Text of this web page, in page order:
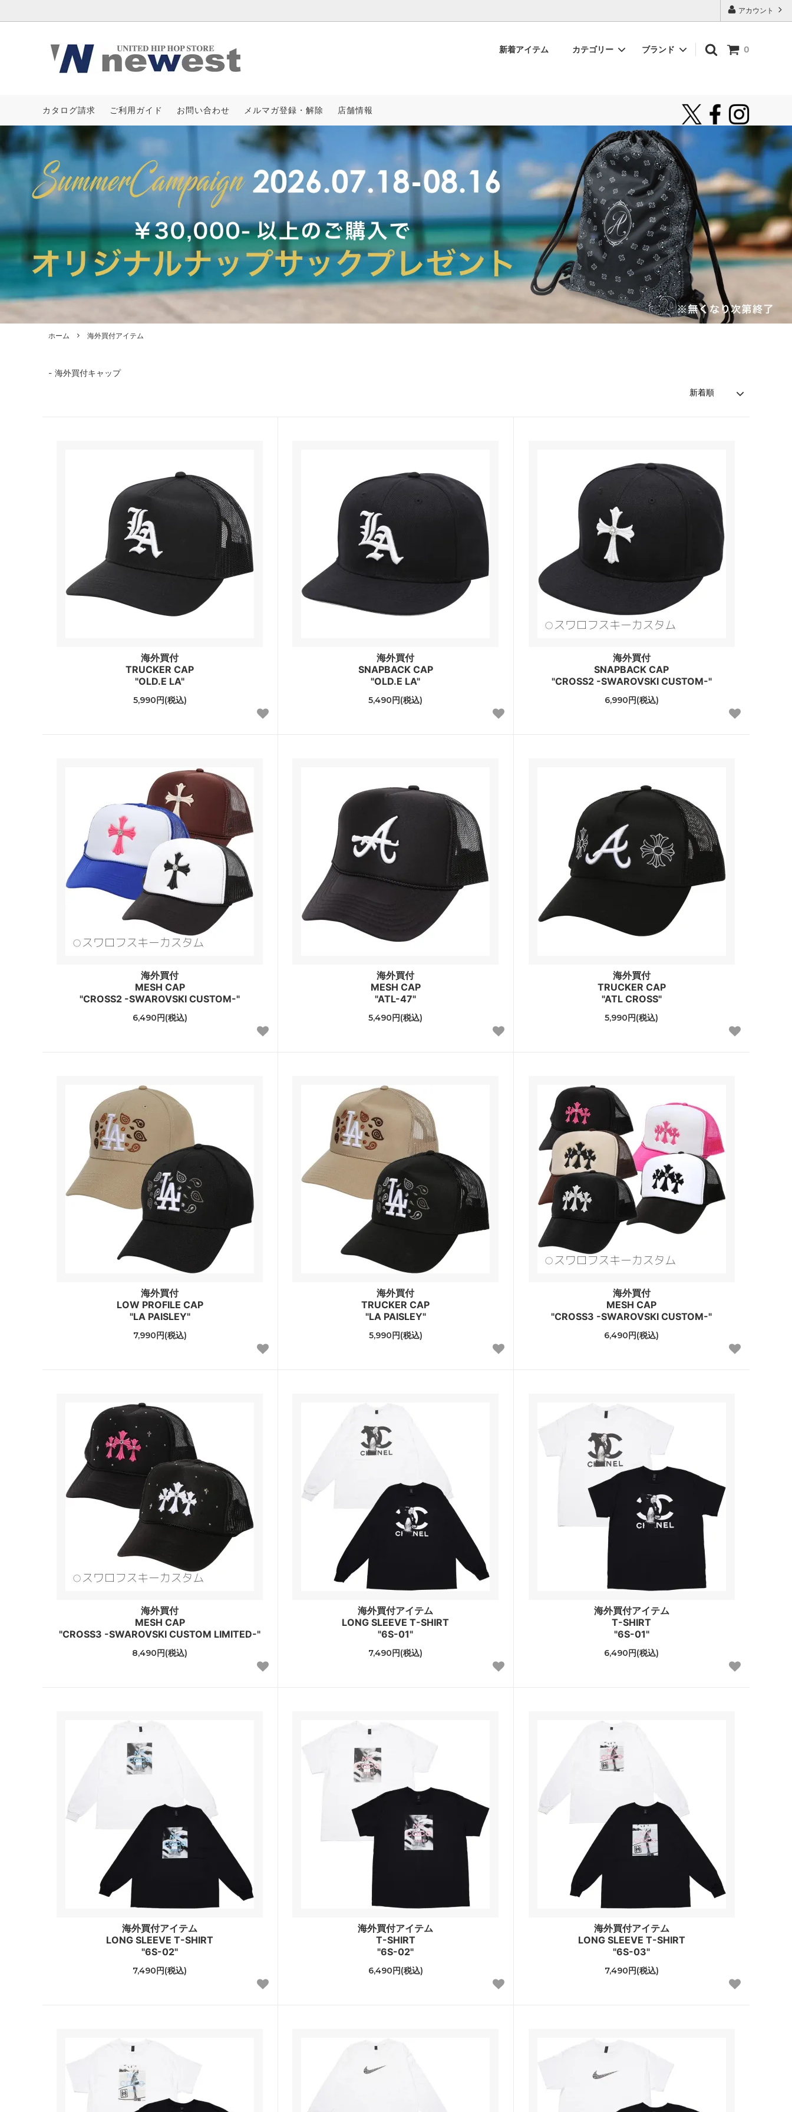
アカウント
0
新着アイテム カテゴリー
クルーネック フーディー
ボトムス キャップ/ハット スニーカー/ブーツ サングラス
小物&バッグ
ブランド
ASSASSYN JEANZ AVALANCHE
海外買付アイテム 2026 SPRING & SUMMER 2025 SPRING & SUMMER 新着アイテム
［CAMPAIGN］サマーノベルティ お気に入り
受注生産キャップ
カタログ請求 ご利用ガイド お問い合わせ メルマガ登録・解除 店舗情報
ホーム 海外買付アイテム
海外買付キャップ
海外買付
TRUCKER CAP
"OLD.E LA"
5,990円(税込)
海外買付
SNAPBACK CAP
"OLD.E LA"
5,490円(税込)
海外買付
SNAPBACK CAP
"CROSS2 -SWAROVSKI CUSTOM-"
6,990円(税込)
海外買付
MESH CAP
"CROSS2 -SWAROVSKI CUSTOM-"
6,490円(税込)
海外買付
MESH CAP
"ATL-47"
5,490円(税込)
海外買付
TRUCKER CAP
"ATL CROSS"
5,990円(税込)
海外買付
LOW PROFILE CAP
"LA PAISLEY"
7,990円(税込)
海外買付
TRUCKER CAP
"LA PAISLEY"
5,990円(税込)
海外買付
MESH CAP
"CROSS3 -SWAROVSKI CUSTOM-"
6,490円(税込)
海外買付
MESH CAP
"CROSS3 -SWAROVSKI CUSTOM LIMITED-"
8,490円(税込)
海外買付アイテム
LONG SLEEVE T-SHIRT
"6S-01"
7,490円(税込)
海外買付アイテム
T-SHIRT
"6S-01"
6,490円(税込)
海外買付アイテム
LONG SLEEVE T-SHIRT
"6S-02"
7,490円(税込)
海外買付アイテム
T-SHIRT
"6S-02"
6,490円(税込)
海外買付アイテム
LONG SLEEVE T-SHIRT
"6S-03"
7,490円(税込)